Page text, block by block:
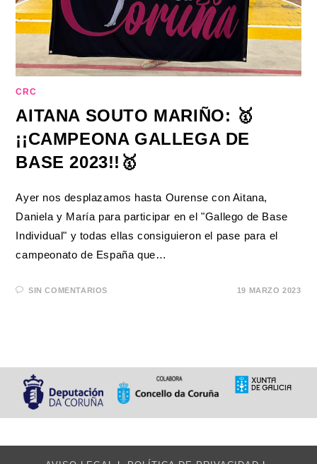
CRC
AITANA SOUTO MARIÑO: 🥇
¡¡CAMPEONA GALLEGA DE
BASE 2023!!🥇
Ayer nos desplazamos hasta Ourense con Aitana,
Daniela y María para participar en el "Gallego de Base
Individual" y todas ellas consiguieron el pase para el
campeonato de España que…
SIN COMENTARIOS 19 MARZO 2023